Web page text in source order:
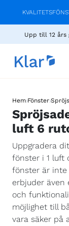
Upp till 12 års
Hem›Fönster›
luft 6
Uppgradera
fönster i 1 luft
fönster är inte
erbjuder även
och
möjlighet till
vara säker på